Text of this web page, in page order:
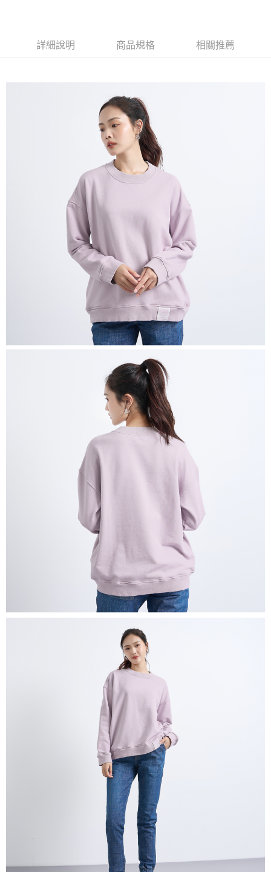
４．使用「AFTEE先享後付」時，將依據個別帳號之用戶狀況，依本公司即
每筆NT$80，滿NT$1,200(含以上)免運費
詳細說明 商品規格 相關推薦